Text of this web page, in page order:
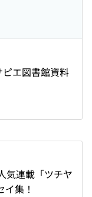
エ図書館資料
気連載「ツチヤ
集！